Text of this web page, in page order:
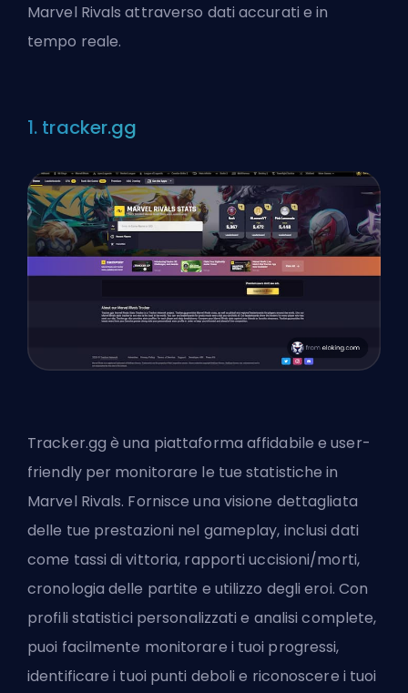
Marvel Rivals attraverso dati accurati e in
tempo reale.
1. tracker.gg
Tracker.gg è una piattaforma affidabile e user-
friendly per monitorare le tue statistiche in
Marvel Rivals. Fornisce una visione dettagliata
delle tue prestazioni nel gameplay, inclusi dati
come tassi di vittoria, rapporti uccisioni/morti,
cronologia delle partite e utilizzo degli eroi. Con
profili statistici personalizzati e analisi complete,
puoi facilmente monitorare i tuoi progressi,
identificare i tuoi punti deboli e riconoscere i tuoi